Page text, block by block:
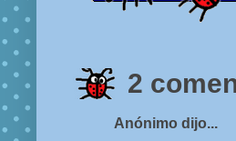
2
Anónimo dijo...